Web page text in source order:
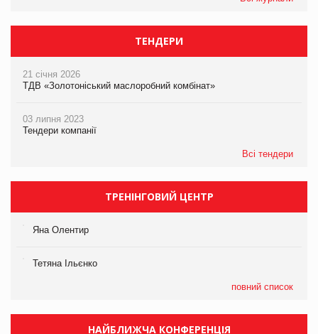
ТЕНДЕРИ
21 січня 2026
ТДВ «Золотоніський маслоробний комбінат»
03 липня 2023
Тендери компанії
Всі тендери
ТРЕНІНГОВИЙ ЦЕНТР
Яна Олентир
Тетяна Ільєнко
повний список
НАЙБЛИЖЧА КОНФЕРЕНЦІЯ